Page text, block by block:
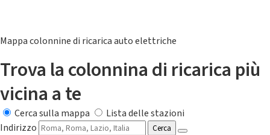
Mappa colonnine di ricarica auto elettriche
Trova la colonnina di ricarica più
vicina a te
Cerca sulla mappa
Lista delle stazioni
Indirizzo
Cerca